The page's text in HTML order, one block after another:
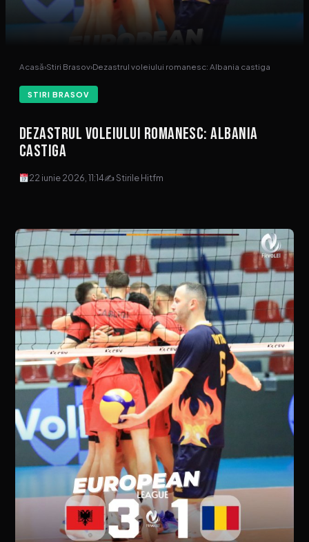
Acasă›Stiri Brasov›Dezastrul voleiului romanesc: Albania castiga
STIRI BRASOV
Dezastrul voleiului romanesc: Albania
castiga
22 iunie 2026, 11:14✍ Stirile Hitfm